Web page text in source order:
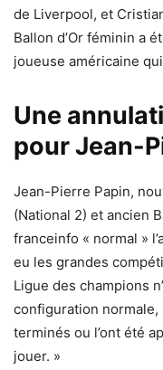
de Liverpool, et
Ballon d’Or féminin a
joueuse américaine
Une
pour Jean-
Jean-Pierre Papin,
(National 2) et ancien
franceinfo « normal »
eu les grandes
Ligue des champions
configuration normale,
terminés ou l’ont été
jouer. »